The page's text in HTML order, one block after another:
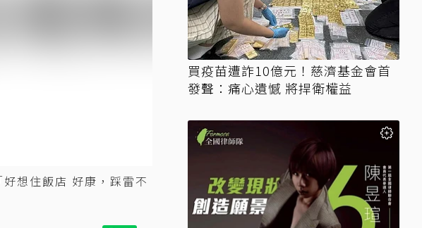
想住飯店 好康，踩雷不
買疫苗遭詐10億元！慈濟基金會首
發聲：痛心遺憾 將捍衛權益